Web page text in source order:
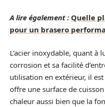
A lire également : Quelle
pour un brasero
L’acier inoxydable, quant à
corrosion et sa facilité
utilisation en extérieur, il
offre une surface de
chaleur aussi bien que la